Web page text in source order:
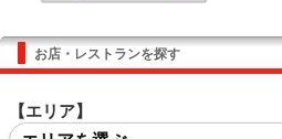
お店・レストランを探す
【エリア】